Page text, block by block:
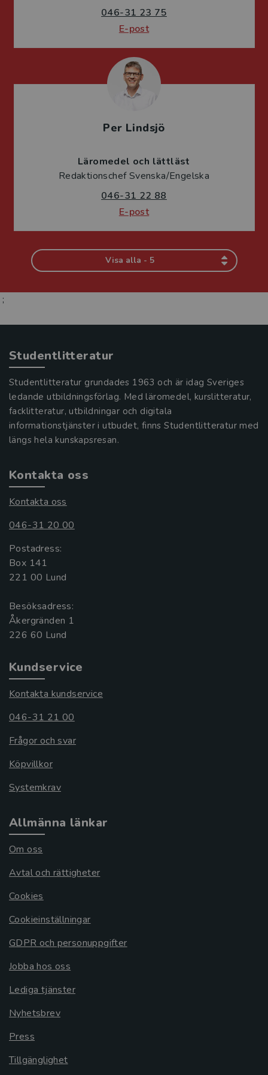
046-31 23 75
E-post
Per Lindsjö
Läromedel och lättläst
Redaktionschef Svenska/Engelska
046-31 22 88
E-post
Visa alla - 5
;
Studentlitteratur
Studentlitteratur grundades 1963 och är idag Sveriges
ledande utbildningsförlag. Med läromedel, kurslitteratur,
facklitteratur, utbildningar och digitala
informationstjänster i utbudet, finns Studentlitteratur med
längs hela kunskapsresan.
Kontakta oss
Kontakta oss
046-31 20 00
Postadress:
Box 141
221 00 Lund
Besöksadress:
Åkergränden 1
Kundservice
Kontakta kundservice
046-31 21 00
Frågor och svar
Köpvillkor
Systemkrav
Allmänna länkar
Om oss
Avtal och rättigheter
Cookies
Cookieinställningar
GDPR och personuppgifter
Jobba hos oss
Lediga tjänster
Nyhetsbrev
Press
Tillgänglighet